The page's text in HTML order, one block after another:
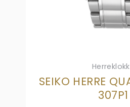
SEIKO HERRE
307P1